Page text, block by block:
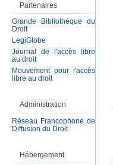
Partenaires
Grande Bibliothèque du
Droit
LegiGlobe
Journal de l'accès libre
au droit
Mouvement pour l'accès
libre au droit
Administration
Réseau Francophone de
Diffusion du Droit
Hébergement